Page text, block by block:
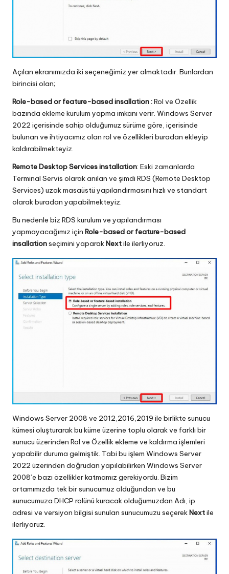
Açılan ekranımızda iki seçeneğimiz yer almaktadır. Bunlardan
birincisi olan;
Role-based or feature-based insallation :Rol ve Özellik
bazında ekleme kurulum yapma imkanı verir. Windows Server
2022 içerisinde sahip olduğumuz sürüme göre, içerisinde
bulunan ve ihtiyacımız olan rol ve özellikleri buradan ekleyip
kaldırabilmekteyiz.
Remote Desktop Services installation: Eski zamanlarda
Terminal Servis olarak anılan ve şimdi RDS (Remote Desktop
Services) uzak masaüstü yapılandırmasını hızlı ve standart
olarak buradan yapabilmekteyiz.
Bu nedenle biz RDS kurulum ve yapılandırması
yapmayacağımız için Role-based or feature-based
insallationseçimini yaparakNextile ilerliyoruz.
Windows Server 2008 ve 2012,2016,2019 ile birlikte sunucu
kümesi oluşturarak bu küme üzerine toplu olarak ve farklı bir
sunucu üzerinden Rol ve Özellik ekleme ve kaldırma işlemleri
yapabilir duruma gelmiştik. Tabi bu işlem Windows Server
2022 üzerinden doğrudan yapılabilirken Windows Server
2008’e bazı özellikler katmamız gerekiyordu. Bizim
ortamımızda tek bir sunucumuz olduğundan ve bu
sunucumuza DHCP rolünü kuracak olduğumuzdan Adı, ip
adresi ve versiyon bilgisi sunulan sunucumuzu seçerekNextile
ilerliyoruz.